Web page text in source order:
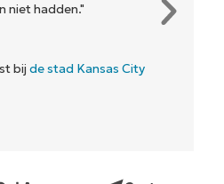
niet hadden."
bij de stad Kansas City